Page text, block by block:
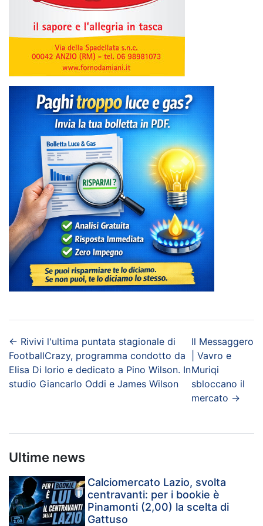
← Rivivi l'ultima puntata stagionale di
FootballCrazy, programma condotto da
Elisa Di Iorio e dedicato a Pino Wilson. In
studio Giancarlo Oddi e James Wilson
Il Messaggero
| Vavro e
Muriqi
sbloccano il
mercato →
Ultime news
Calciomercato Lazio, svolta
centravanti: per i bookie è
Pinamonti (2,00) la scelta di
Gattuso